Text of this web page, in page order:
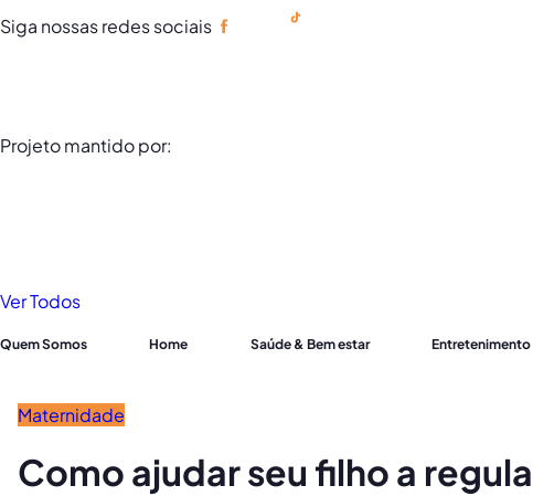
Siga nossas redes sociais
Projeto mantido por:
Ver Todos
Quem Somos Home Saúde & Bem estar Entretenimento
Maternidade
Como ajudar seu filho a